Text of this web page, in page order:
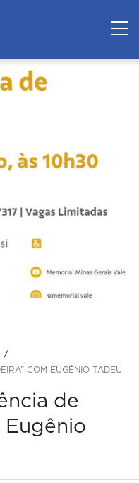
COM EUGÊNIO TADEU
de
Eugênio